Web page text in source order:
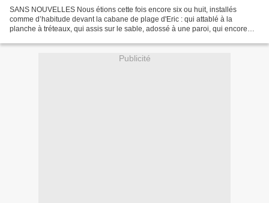
SANS NOUVELLES Nous étions cette fois encore six ou huit, installés
comme d’habitude devant la cabane de plage d'Eric : qui attablé à la
planche à tréteaux, qui assis sur le sable, adossé à une paroi, qui encore
Publicité